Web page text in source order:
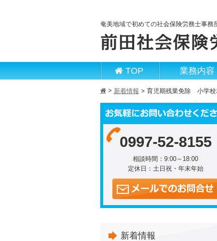
奄美地域で初めての社会保険労務士事務
TOP 業務内容
h> 新着情報 > 育児期残業免除 小学
0997-52-8155
相談時間：9:00～18:00
定休日：土日祝・年末年始
新着情報